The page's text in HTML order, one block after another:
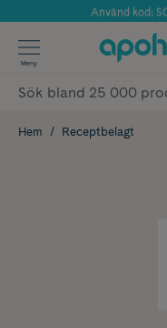
Årets
Använd kod:
✓
Meny
Hem Receptbelagt